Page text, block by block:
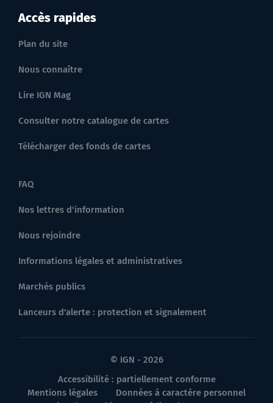
Accès rapides
Plan du site
Nous connaître
Lire IGN Mag
Consulter notre catalogue de cartes
Télécharger des fonds de cartes
FAQ
Nos lettres d'information
Nous rejoindre
Informations légales et administratives
Marchés publics
Lanceurs d'alerte : protection et signalement
© IGN - 2026
Accessibilité : partiellement conforme
Mentions légales
Données à caractère personnel